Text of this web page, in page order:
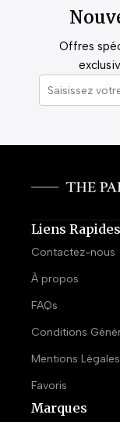
Offres
Liens Rapides
Contactez-nous
À propos
FAQs
Conditions
Mentions Légales
Favoris
Marques